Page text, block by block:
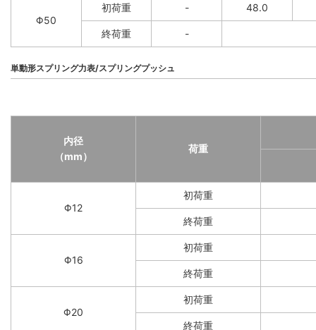
Φ50
初荷重 - 48.0
終荷重 -
単動形スプリング力表/スプリングプッシュ
内径
（mm）
荷重
Φ12
初荷重
終荷重
Φ16
初荷重
終荷重
Φ20
初荷重
終荷重